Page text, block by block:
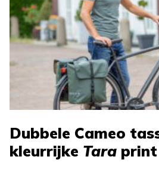
Dubbele Cameo
kleurrijke Tara print